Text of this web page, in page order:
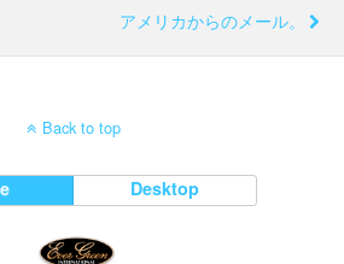
アメリカからのメール。
Back to top
Desktop